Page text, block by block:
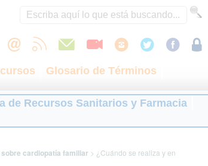
Glosario de Términos
de Recursos Sanitarios y Farmacia
cardiopatía familiar > ¿Cuándo se realiza y en